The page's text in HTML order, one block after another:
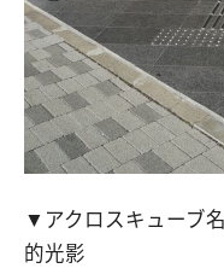
▼アクロスキューブ
的光影